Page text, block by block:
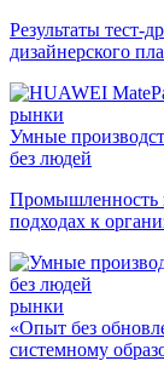
Результаты тест-
дизайнерского
рынки
Умные
без людей
Промышленность
подходах к
рынки
«Опыт без
системному